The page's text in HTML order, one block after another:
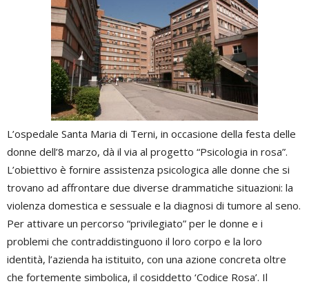
L’ospedale Santa Maria di Terni, in occasione della festa delle
donne dell’8 marzo, dà il via al progetto “Psicologia in rosa”.
L’obiettivo è fornire assistenza psicologica alle donne che si
trovano ad affrontare due diverse drammatiche situazioni: la
violenza domestica e sessuale e la diagnosi di tumore al seno.
Per attivare un percorso “privilegiato” per le donne e i
problemi che contraddistinguono il loro corpo e la loro
identità, l’azienda ha istituito, con una azione concreta oltre
che fortemente simbolica, il cosiddetto ‘Codice Rosa’. Il